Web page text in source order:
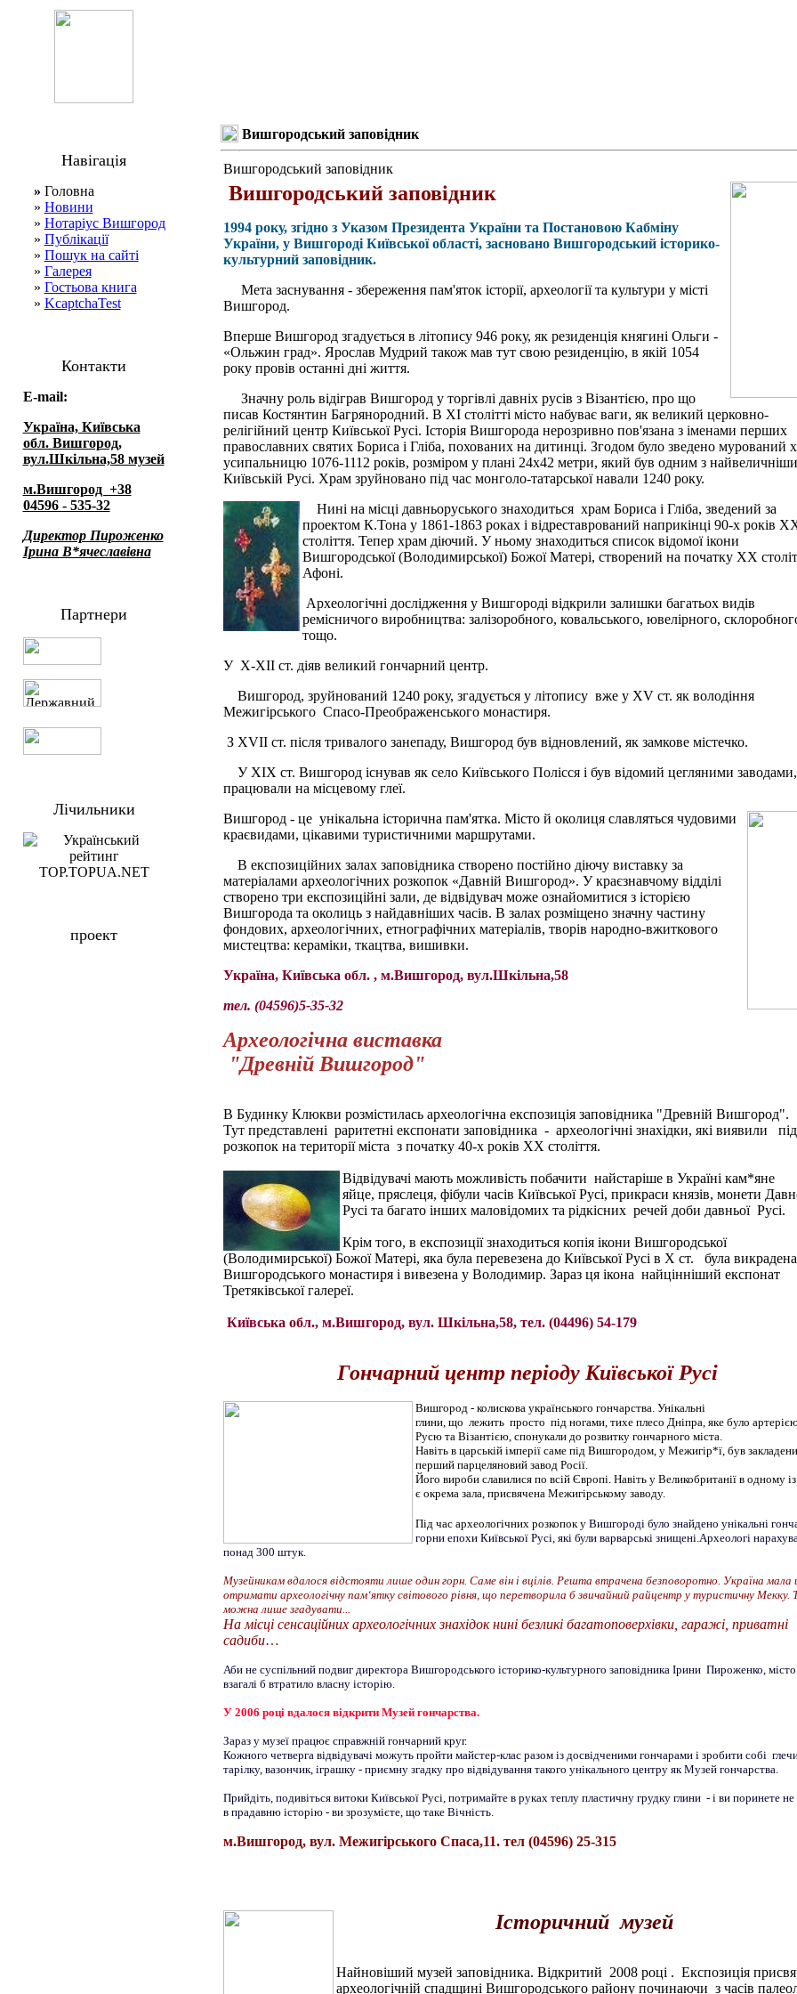
Навігація
» Головна
» Новини
» Нотаріус Вишгород
» Публікації
» Пошук на сайті
» Галерея
» Гостьова книга
» KcaptchaTest
Контакти
E-mail:
Україна, Київська
обл. Вишгород,
вул.Шкільна,58 музей
м.Вишгород +38
04596 - 535-32
Директор Пироженко
Ірина В*ячеславівна
Партнери
Лічильники
проект
Вишгородський заповідник
Вишгородський заповідник
Вишгородський заповідник
1994 року, згідно з Указом Президента України та Постановою Кабміну
України, у Вишгороді Київської області, засновано Вишгородський історико-
культурний заповідник.
Мета заснування - збереження пам'яток історії, археології та культури у місті
Вишгород.
Вперше Вишгород згадується в літопису 946 року, як резиденція княгині Ольги -
«Ольжин град». Ярослав Мудрий також мав тут свою резиденцію, в якій 1054
року провів останні дні життя.
Значну роль відіграв Вишгород у торгівлі давніх русів з Візантією, про що
писав Костянтин Багрянородний. В ХI столітті місто набуває ваги, як великий церковно-
релігійний центр Київської Русі. Історія Вишгорода нерозривно пов'язана з іменами перших
православних святих Бориса і Гліба, похованих на дитинці. Згодом було зведено мурований
усипальницю 1076-1112 років, розміром у плані 24x42 метри, який був одним з
Київській Русі. Храм зруйновано під час монголо-татарської навали 1240 року.
Нині на місці давньоруського знаходиться храм Бориса і Гліба, зведений за
проектом К.Тона у 1861-1863 роках і відреставрований наприкінці 90-х років
століття. Тепер храм діючий. У ньому знаходиться список відомої ікони
Вишгородської (Володимирської) Божої Матері, створений на початку ХХ
Афоні.
Археологічні дослідження у Вишгороді відкрили залишки багатьох видів
ремісничого виробництва: залізоробного, ковальського, ювелірного,
тощо.
У Х-ХII ст. діяв великий гончарний центр.
Вишгород, зруйнований 1240 року, згадується у літопису вже у ХV ст. як володіння
Межигірського Спасо-Преображенського монастиря.
З ХVII ст. після тривалого занепаду, Вишгород був відновлений, як замкове містечко.
У ХIХ ст. Вишгород існував як село Київського Полісся і був відомий цегляними
працювали на місцевому глеї.
Вишгород - це унікальна історична пам'ятка. Місто й околиця славляться чудовими
краєвидами, цікавими туристичними маршрутами.
В експозиційних залах заповідника створено постійно діючу виставку за
матеріалами археологічних розкопок «Давній Вишгород». У краєзнавчому відділі
створено три експозиційні зали, де відвідувач може ознайомитися з історією
Вишгорода та околиць з найдавніших часів. В залах розміщено значну частину
фондових, археологічних, етнографічних матеріалів, творів народно-вжиткового
мистецтва: кераміки, ткацтва, вишивки.
Україна, Київська обл. , м.Вишгород, вул.Шкільна,58
тел. (04596)5-35-32
Археологічна виставка
"Древній Вишгород"
В Будинку Клюкви розмістилась археологічна експозиція заповідника "Древній Вишгород".
Тут представлені раритетні експонати заповідника - археологічні знахідки, які виявили
розкопок на території міста з початку 40-х років ХХ століття.
Відвідувачі мають можливість побачити найстаріше в Україні кам*яне
яйце, пряслеця, фібули часів Київської Русі, прикраси князів, монети
Русі та багато інших маловідомих та рідкісних речей доби давньої Русі.
Крім того, в експозиції знаходиться копія ікони Вишгородської
(Володимирської) Божої Матері, яка була перевезена до Київської Русі в Х ст. була викрадена
Вишгородського монастиря і вивезена у Володимир. Зараз ця ікона найцінніший експонат
Третяківської галереї.
Київська обл., м.Вишгород, вул. Шкільна,58, тел. (04496) 54-179
Гончарний центр періоду Київської Русі
Вишгород - колискова українського гончарства. Унікальні
глини, що лежить просто під ногами, тихе плесо Дніпра, яке було
Русю та Візантією, спонукали до розвитку гончарного міста.
Навіть в царській імперії саме під Вишгородом, у Межигір*ї, був
перший парцеляновий завод Росії.
Його вироби славилися по всій Європі. Навіть у Великобританії в одному із
є окрема зала, присвячена Межигірському заводу.
Під час археологічних розкопок у Вишгороді було знайдено унікальні
горни епохи Київської Русі, які були варварські знищені.Археологі
понад 300 штук.
Музейникам вдалося відстояти лише один горн. Саме він і вцілів. Решта втрачена безповоротно. Україна мала
отримати археологічну пам‘ятку світового рівня, що перетворила б звичайний райцентр у туристичну Мекку.
можна лише згадувати...
На місці сенсаційних археологічних знахідок нині безликі багатоповерхівки, гаражі, приватні
садиби…
Аби не суспільний подвиг директора Вишгородського історико-культурного заповідника Ірини Пироженко, місто
взагалі б втратило власну історію.
У 2006 році вдалося відкрити Музей гончарства.
Зараз у музеї працює справжній гончарний круг.
Кожного четверга відвідувачі можуть пройти майстер-клас разом із досвідченими гончарами і зробити собі
тарілку, вазончик, іграшку - приємну згадку про відвідування такого унікального центру як Музей гончарства.
Прийдіть, подивіться витоки Київської Русі, потримайте в руках теплу пластичну грудку глини - і ви поринете не
в прадавню історію - ви зрозумієте, що таке Вічність.
м.Вишгород, вул. Межигірського Спаса,11. тел (04596) 25-315
Історичний музей
Найновіший музей заповідника. Відкритий 2008 році . Експозиція
археологічній спадщині Вишгородського району починаючи з часів